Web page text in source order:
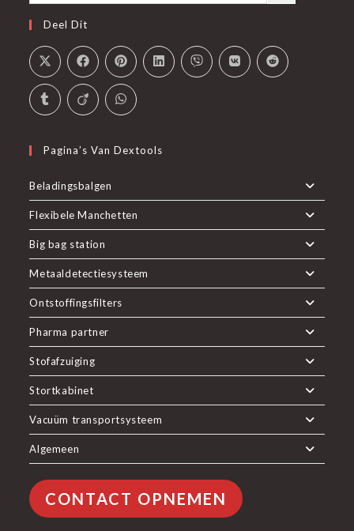
categorie
selecteren
Deel Dit
Pagina’s Van Dextools
Beladingsbalgen
Flexibele Manchetten
Big bag station
Metaaldetectiesysteem
Ontstoffingsfilters
Pharma partner
Stofafzuiging
Stortkabinet
Vacuüm transportsysteem
Algemeen
CONTACT OPNEMEN